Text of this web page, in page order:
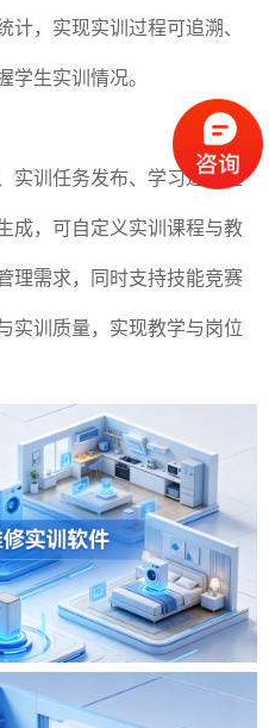
计，实现实训过程可追溯、
学生实训情况。
实训任务发布、学习进度监
成，可自定义实训课程与教
理需求，同时支持技能竞赛
实训质量，实现教学与岗位